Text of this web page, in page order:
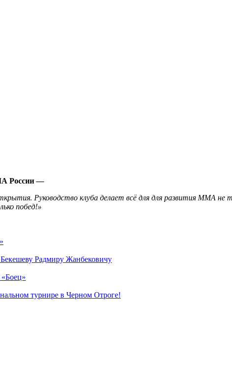
России —
Руководство клуба делает всё для для развития ММА не
побед!»
Радмиру Жанбековичу
турнире в Черном Отроге!